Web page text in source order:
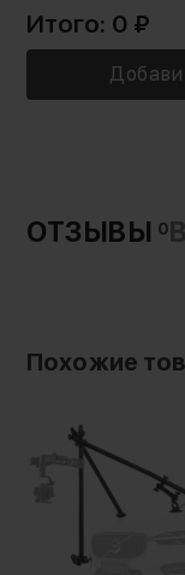
Итого: 0 ₽
ОТЗЫВЫ 0
Похожие